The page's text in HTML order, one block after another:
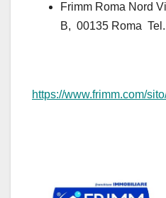
Frimm Roma Nord
B, 00135 Roma
https://www.frimm.com/